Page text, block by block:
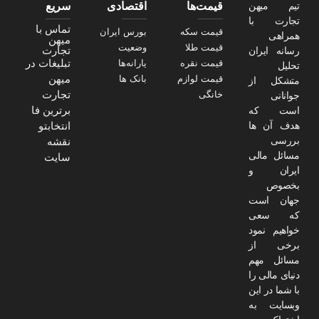
تیم میهن
تجارت با
همراهی
رسانه ایران
تحلیل
متشکل از
جوانانی
است که
هدف آن ها
بررسی
مسائل مالی
ایران و
بخصوص
جهان است
که سعی
خواهیم نمود
برخی از
مسائل مهم
دنیای مالی را
با شما در این
وبسایت به
قیمت‌ها
قیمت سکه
قیمت طلا
قیمت نقره
قیمت لوازم
خانگی
اقتصادی
بورس ایران
وضعیت
یارانه‌ها
بانک ها
سریع
تماس با
میهن
تجارت
تبلیغات در
میهن
تجارت
برترین فا
انتخابتو
نقشه
سایت